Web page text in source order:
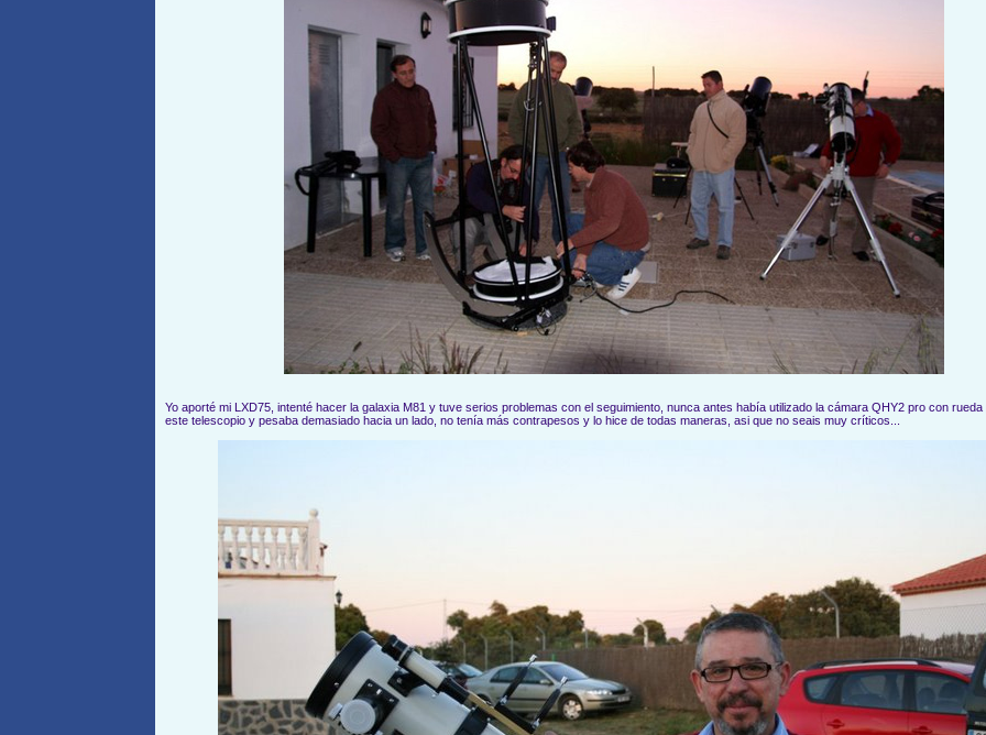
Yo aporté mi LXD75, intenté hacer la galaxia M81 y tuve serios problemas con el seguimiento, nunca antes había utilizado la cámara QHY2 pro con
este telescopio y pesaba demasiado hacia un lado, no tenía más contrapesos y lo hice de todas maneras, asi que no seais muy críticos...